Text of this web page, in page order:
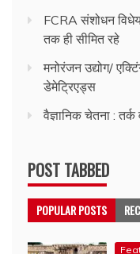
FCRA संशोधन
तक ही सीमित रहे
मनोरंजन उद्योग/
डेमेट्रिएड्स
वैज्ञानिक चेतना :
POST TABBED
POPULAR POSTS